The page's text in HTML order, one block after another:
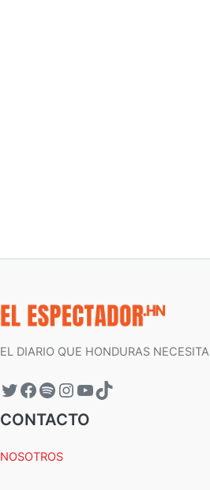
EL DIARIO QUE HONDURAS NECESITA
CONTACTO
NOSOTROS